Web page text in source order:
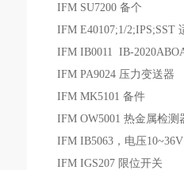
IFM SU7200 备个
IFM E40107;1/2;IPS;SST
IFM IB0011 IB-
IFM PA9024 压力变送器
IFM MK5101 备件
IFM OW5001 热金属检测
IFM IB5063，电压
IFM IGS207 限位开关